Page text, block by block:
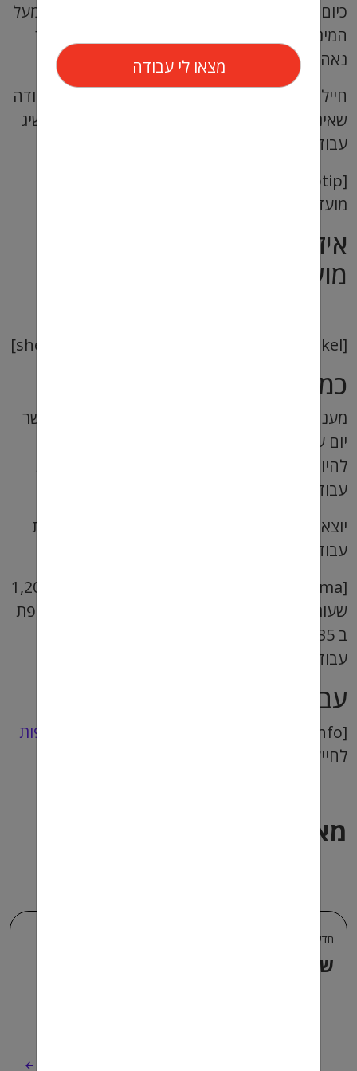
כיום, ישנם הרבה מקומות עבודה המשלמים שכר מעל
המינימום כך שחייל משוחרר יכול להינות גם משכר
נאה וגם ממענק המועדפת.
חיילים/ות משוחררים/ות כיום לעיתים מחפשים עבודה
שאינה מועדפת בגלל שהם חושבים/ות שניתן להשיג
עבודה מועדפת בשכר גבוה…
מועדפת 072-2222-590 [/Tiptip]
איזה איפה ניתן למצוא משרות
מועדפת לא בשכר מינימום?
[shekel] שכר תחילי של עד 45 ש"ח שעתי [/shekel]
כמה שווה מענק מועדפת?
מענק מועדפת מוענקת לאחר 150 ימי עבודה כאשר
יום עבודה שווה לשמונה שעות יומיות. כלומר כדי
עבודה.
יוצא איפה שמענק מועדפת שווה ל 8.74 ש" לשעת
עבודה.
[dugma] מענק מועדפת = 10,481 ש"ח חלקי 1,200
שעות + 8.74 ש"ח אם אתה עובדים בעבודה מועדפת
עבודה. [/dugma]
עבודות מועדפות
[info] באתר מועדפת תמצאו מגוון
עבודות מועדפות
לחיילים וחיילות משוחררים. [/info]
מאמרים נוספים בנושא
חדשות ועדכונים למשתחררים +1
שכר מינימום – עדכון